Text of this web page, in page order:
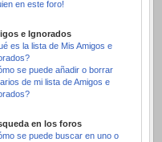
en este foro!
e Ignorados
es la lista de Mis Amigos e
se puede añadir o borrar
de mi lista de Amigos e
en los foros
se puede buscar en uno o